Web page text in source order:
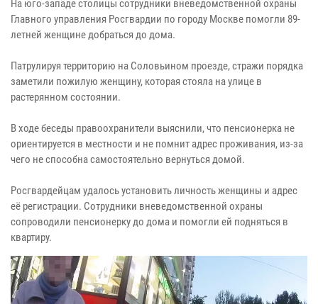
На юго-западе столицы сотрудники вневедомственной охраны
Главного управления Росгвардии по городу Москве помогли 89-
летней женщине добраться до дома.
Патрулируя территорию на Соловьином проезде, стражи порядка
заметили пожилую женщину, которая стояла на улице в
растерянном состоянии.
В ходе беседы правоохранители выяснили, что пенсионерка не
ориентируется в местности и не помнит адрес проживания, из-за
чего не способна самостоятельно вернуться домой.
Росгвардейцам удалось установить личность женщины и адрес
её регистрации. Сотрудники вневедомственной охраны
сопроводили пенсионерку до дома и помогли ей подняться в
квартиру.